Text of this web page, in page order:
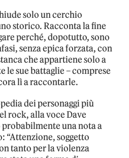
solo un cerchio
storico. Racconta la fine
perché, dopotutto, sono
senza epica forzata, con
che appartiene solo a
le sue battaglie – comprese
lì a raccontarle.
dei personaggi più
rock, alla voce Dave
una nota a
“Attenzione, soggetto
tanto per la violenza